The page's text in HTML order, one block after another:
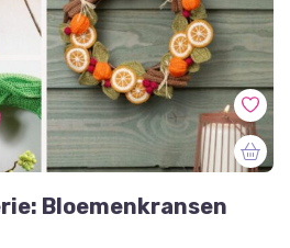
Bloemenkransen